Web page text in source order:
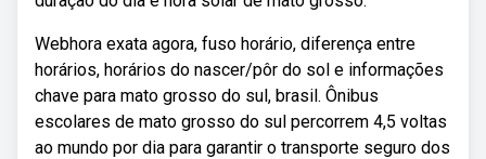
Webhora exata agora, fuso horário, diferença entre
horários, horários do nascer/pôr do sol e informações
chave para mato grosso do sul, brasil. Ônibus
escolares de mato grosso do sul percorrem 4,5 voltas
ao mundo por dia para garantir o transporte seguro dos